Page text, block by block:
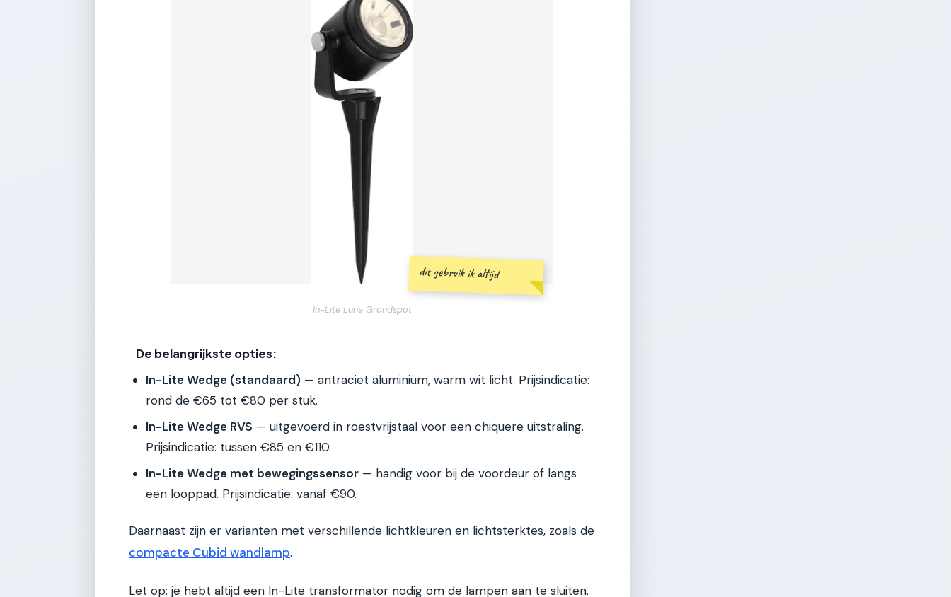
dit gebruik ik altijd
In-Lite Luna Grondspot
De belangrijkste opties:
In-Lite Wedge (standaard) — antraciet aluminium, warm wit licht. Prijsindicatie:
rond de €65 tot €80 per stuk.
In-Lite Wedge RVS — uitgevoerd in roestvrijstaal voor een chiquere uitstraling.
Prijsindicatie: tussen €85 en €110.
In-Lite Wedge met bewegingssensor — handig voor bij de voordeur of langs
een looppad. Prijsindicatie: vanaf €90.
Daarnaast zijn er varianten met verschillende lichtkleuren en lichtsterktes, zoals de
compacte Cubid wandlamp.
Let op: je hebt altijd een In-Lite transformator nodig om de lampen aan te sluiten.